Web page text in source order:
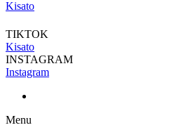
Kisato
TIKTOK
Kisato
INSTAGRAM
Instagram
Menu